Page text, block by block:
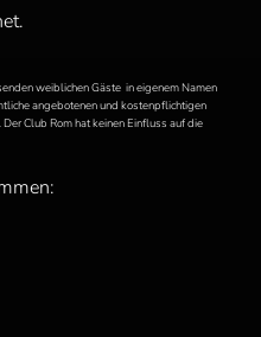
weiblichen Gäste in eigenem Namen
angebotenen und kostenpflichtigen
Club Rom hat keinen Einfluss auf die